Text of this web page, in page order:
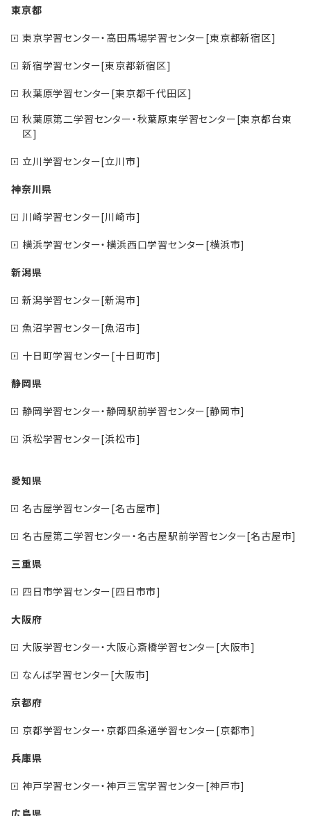
東京都
東京学習センター・高田馬場学習センター[東京都新宿区]
新宿学習センター[東京都新宿区]
秋葉原学習センター[東京都千代田区]
秋葉原第二学習センター・秋葉原東学習センター[東京都台東
区]
立川学習センター[立川市]
神奈川県
川崎学習センター[川崎市]
横浜学習センター・横浜西口学習センター[横浜市]
新潟県
新潟学習センター[新潟市]
魚沼学習センター[魚沼市]
十日町学習センター[十日町市]
静岡県
静岡学習センター・静岡駅前学習センター[静岡市]
浜松学習センター[浜松市]
愛知県
名古屋学習センター[名古屋市]
名古屋第二学習センター・名古屋駅前学習センター[名古屋市]
三重県
四日市学習センター[四日市市]
大阪府
大阪学習センター・大阪心斎橋学習センター[大阪市]
なんば学習センター[大阪市]
京都府
京都学習センター・京都四条通学習センター[京都市]
兵庫県
神戸学習センター・神戸三宮学習センター[神戸市]